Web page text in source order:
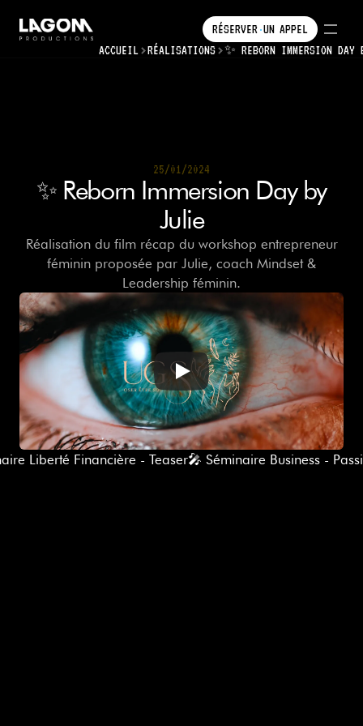
RÉSERVER UN APPEL
RÉSERVER UN APPEL
ACCUEIL
RÉALISATIONS
•
✨ REBORN IMMERSION
25/01/2024
25/01/2024
✨ Reborn Immersion Day by
Julie
Réalisation du film récap du workshop entrepreneur
féminin proposée par Julie, coach Mindset &
Leadership féminin.
Liberté Financière - Teaser🎤 Séminaire Business -